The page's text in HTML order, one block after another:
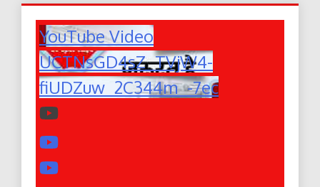
YouTube Video
UCTNsGD4sZ_TVjW4-
fiUDZuw_2C344m_-7ec